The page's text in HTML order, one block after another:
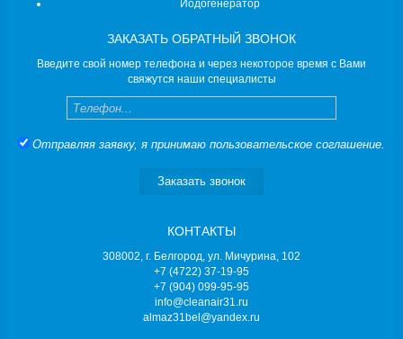
Йодогенератор
ЗАКАЗАТЬ ОБРАТНЫЙ ЗВОНОК
Введите свой номер телефона и через некоторое время с Вами
свяжутся наши специалисты
Телефон
Отправляя заявку, я принимаю пользовательское соглашение.
Заказать звонок
КОНТАКТЫ
308002, г. Белгород, ул. Мичурина, 102
+7 (4722) 37-19-95
+7 (904) 099-95-95
info@cleanair31.ru
almaz31bel@yandex.ru